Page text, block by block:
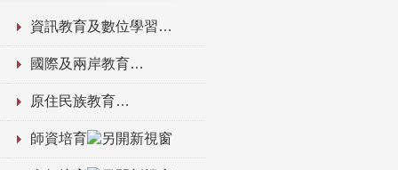
資訊教育及數位學習
國際及兩岸教育
原住民族教育
師資培育